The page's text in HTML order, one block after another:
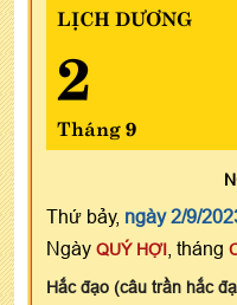
LỊCH DƯƠNG
2
Tháng 9
Thứ bảy, ngày 2/9/
Ngày QUÝ HỢI , tháng
Hắc đạo (câu trần hắc